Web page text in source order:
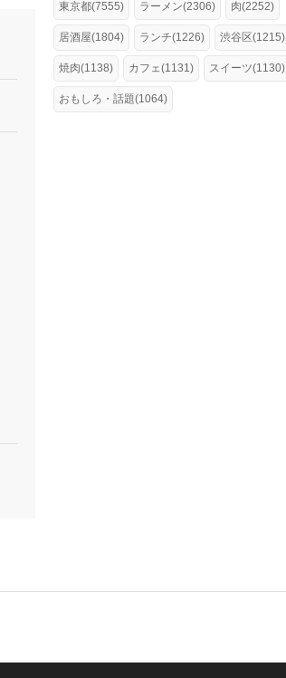
東京都(7555) ラーメン(2306) 肉(2252)
居酒屋(1804) ランチ(1226) 渋谷区(1215)
焼肉(1138) カフェ(1131) スイーツ(1130)
おもしろ・話題(1064)